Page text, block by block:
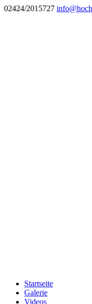
02424/2015727
Startseite
Galerie
Videos